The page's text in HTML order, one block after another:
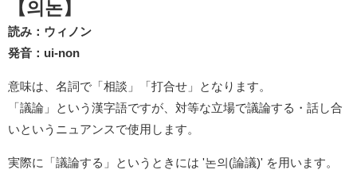
【의논】
読み：ウィノン
発音：ui-non
意味は、名詞で「相談」「打合せ」となります。
「議論」という漢字語ですが、対等な立場で議論する・話し合
いというニュアンスで使用します。
実際に「議論する」というときには '논의(論議)' を用います。